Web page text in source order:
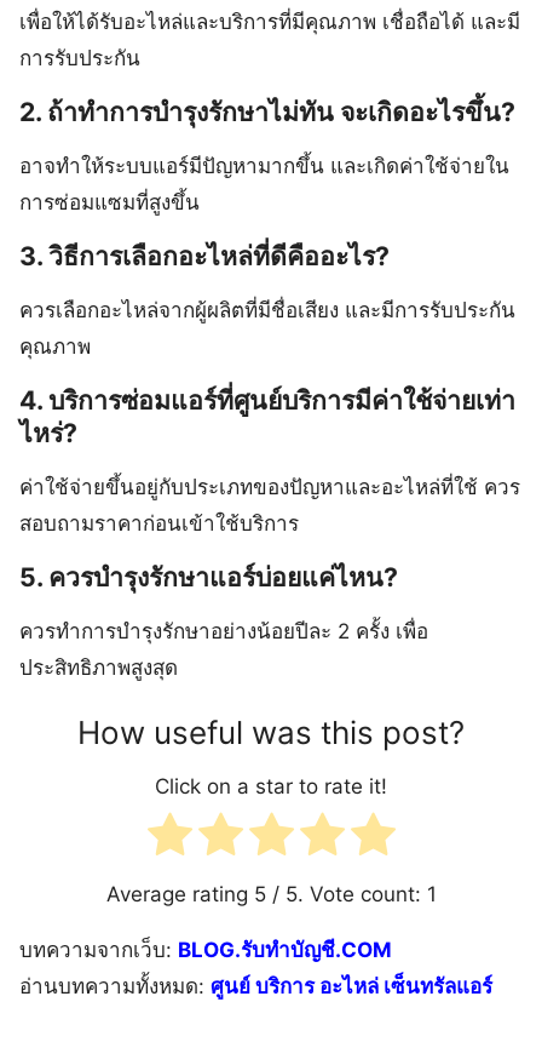
เพื่อให้ได้รับอะไหล่และบริการที่มีคุณภาพ เชื่อถือได้ และมี
การรับประกัน
2. ถ้าทำการบำรุงรักษาไม่ทัน จะเกิดอะไรขึ้น?
อาจทำให้ระบบแอร์มีปัญหามากขึ้น และเกิดค่าใช้จ่ายใน
การซ่อมแซมที่สูงขึ้น
3. วิธีการเลือกอะไหล่ที่ดีคืออะไร?
ควรเลือกอะไหล่จากผู้ผลิตที่มีชื่อเสียง และมีการรับประกัน
คุณภาพ
4. บริการซ่อมแอร์ที่ศูนย์บริการมีค่าใช้จ่ายเท่า
ไหร่?
ค่าใช้จ่ายขึ้นอยู่กับประเภทของปัญหาและอะไหล่ที่ใช้ ควร
สอบถามราคาก่อนเข้าใช้บริการ
5. ควรบำรุงรักษาแอร์บ่อยแค่ไหน?
ควรทำการบำรุงรักษาอย่างน้อยปีละ 2 ครั้ง เพื่อ
ประสิทธิภาพสูงสุด
How useful was this post?
Click on a star to rate it!
Average rating 5/ 5. Vote count: 1
บทความจากเว็บ: BLOG.รับทำบัญชี.COM
อ่านบทความทั้งหมด: ศูนย์ บริการ อะไหล่ เซ็นทรัลแอร์